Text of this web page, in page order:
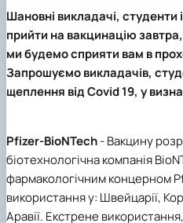
Шановні викладачі, студенти
прийти на вакцинацію завтра,
ми будемо сприяти вам в
Запрошуємо викладачів,
щеплення від Covid 19, у
Pfizer-BioNTech- Вакцину
біотехнологічна компанія
фармакологічним концерном
використання у: Швейцарії,
Аравії. Екстрене